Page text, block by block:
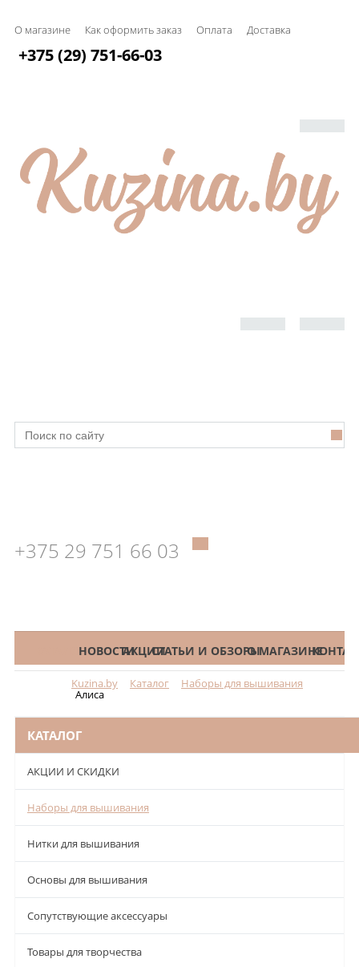
О магазине Как оформить заказ Оплата Доставка
+375 (29) 751-66-03
+375 29 751 66 03
КАТАЛОГНОВОСТИАКЦИИСТАТЬИ И ОБЗОРЫО МАГАЗИНЕ
Kuzina.by Каталог Наборы для вышивания
Алиса
КАТАЛОГ
АКЦИИ И СКИДКИ
Наборы для вышивания
Нитки для вышивания
Основы для вышивания
Сопутствующие аксессуары
Товары для творчества